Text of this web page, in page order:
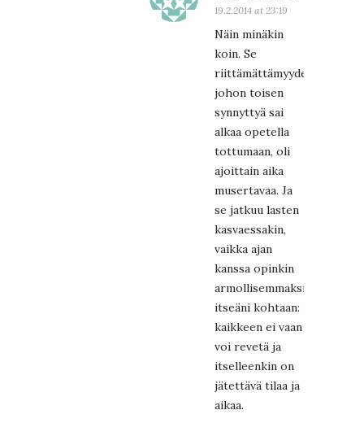
19.2.2014 at 23:19
Näin minäkin
koin. Se
riittämättämyydentunne,
johon toisen
synnyttyä sai
alkaa opetella
tottumaan, oli
ajoittain aika
musertavaa. Ja
se jatkuu lasten
kasvaessakin,
vaikka ajan
kanssa opinkin
armollisemmaksi
itseäni kohtaan:
kaikkeen ei vaan
voi revetä ja
itselleenkin on
jätettävä tilaa ja
aikaa.